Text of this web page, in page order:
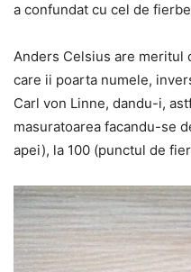
a confundat cu cel de
Anders Celsius are meritul
care ii poarta numele,
Carl von Linne, dandu-i,
masuratoarea facandu-se
apei), la 100 (punctul de